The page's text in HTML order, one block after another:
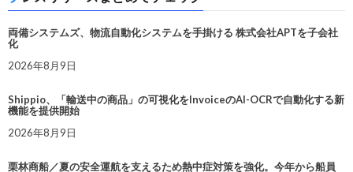
両備システムズ、物流自動化システムを手掛ける 株式会社APTを子会社
化
2026年8月9日
Shippio、「輸送中の商品」の可視化をInvoiceのAI-OCRで自動化する新
機能を提供開始
2026年8月9日
栗林商船／夏の安全運航を支えるため熱中症対策を強化。今年から船員